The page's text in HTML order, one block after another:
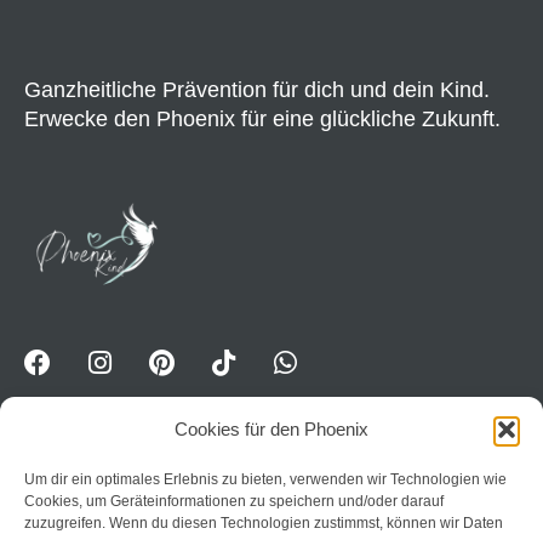
Cookies für den Phoenix
Um dir ein optimales Erlebnis zu bieten, verwenden wir Technologien wie
Cookies, um Geräteinformationen zu speichern und/oder darauf
zuzugreifen. Wenn du diesen Technologien zustimmst, können wir Daten
Ganzheitliche Prävention für dich und dein Kind.
Erwecke den Phoenix für eine glückliche Zukunft.
WhatsApp-Kanal für Erwavhsene: Jetzt Impulse
erhalten:
Trete dem Kanal PhoenixPower bei